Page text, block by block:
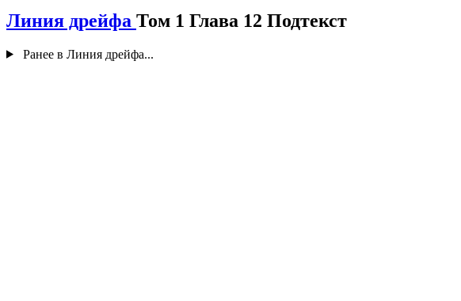
Линия дрейфа Том 1 Глава 12 Подтекст
Ранее в Линия дрейфа...